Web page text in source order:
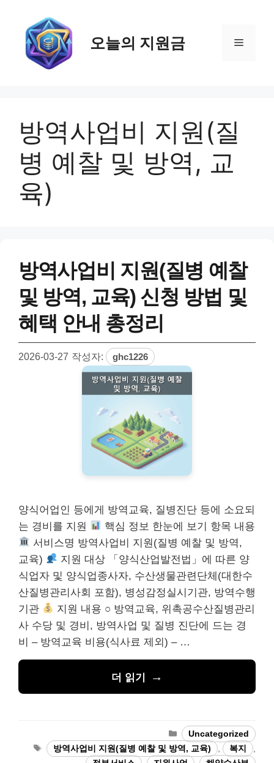
오늘의 지원금 메
방역사업비 지원(질
병 예찰 및 방역, 교
육)
방역사업비 지원(질병 예찰
및 방역, 교육) 신청 방법 및
혜택 안내 총정리
2026-03-27 작성자: ghc1226
양식어업인 등에게 방역교육, 질병진단 등에 소요되
는 경비를 지원
핵심 정보 한눈에 보기 항목 내용
서비스명 방역사업비 지원(질병 예찰 및 방역,
교육)
지원 대상 「양식산업발전법」에 따른 양
식업자 및 양식업종사자, 수산생물관련단체(대한수
산질병관리사회 포함), 병성감정실시기관, 방역수행
기관
지원 내용 ○ 방역교육, 위촉공수산질병관리
사 수당 및 경비, 방역사업 및 질병 진단에 드는 경
비 – 방역교육 비용(식사료 제외) – …
더 읽기
카
테
고
Uncategorized
태
그
방역사업비 지원(질병 예찰 및 방역, 교육) 복지